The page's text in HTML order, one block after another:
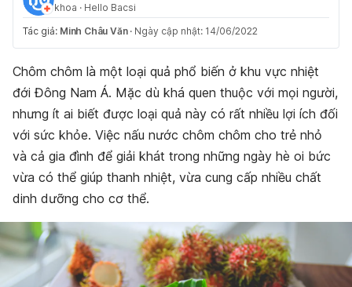
khoa · Hello Bacsi
Tác giả: Minh Châu Văn · Ngày cập nhật: 14/06/2022
Chôm chôm là một loại quả phổ biến ở khu vực nhiệt
đới Đông Nam Á. Mặc dù khá quen thuộc với mọi người,
nhưng ít ai biết được loại quả này có rất nhiều lợi ích đối
với sức khỏe. Việc nấu nước chôm chôm cho trẻ nhỏ
và cả gia đình để giải khát trong những ngày hè oi bức
vừa có thể giúp thanh nhiệt, vừa cung cấp nhiều chất
dinh dưỡng cho cơ thể.